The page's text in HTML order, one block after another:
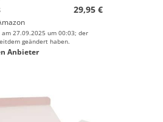
29,95 €
27.09.2025 um 00:03; der
geändert haben.
Anbieter